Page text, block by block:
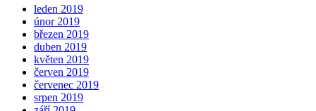
leden 2019
únor 2019
březen 2019
duben 2019
květen 2019
červen 2019
červenec 2019
srpen 2019